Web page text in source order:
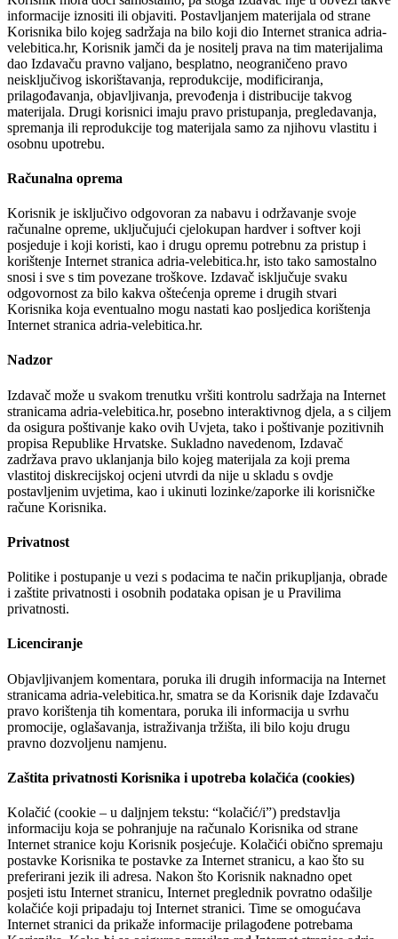
informacije iznositi ili objaviti. Postavljanjem materijala od strane
Korisnika bilo kojeg sadržaja na bilo koji dio Internet stranica adria-
velebitica.hr, Korisnik jamči da je nositelj prava na tim materijalima
dao Izdavaču pravno valjano, besplatno, neograničeno pravo
neisključivog iskorištavanja, reprodukcije, modificiranja,
prilagođavanja, objavljivanja, prevođenja i distribucije takvog
materijala. Drugi korisnici imaju pravo pristupanja, pregledavanja,
spremanja ili reprodukcije tog materijala samo za njihovu vlastitu i
osobnu upotrebu.
Računalna oprema
Korisnik je isključivo odgovoran za nabavu i održavanje svoje
računalne opreme, uključujući cjelokupan hardver i softver koji
posjeduje i koji koristi, kao i drugu opremu potrebnu za pristup i
korištenje Internet stranica adria-velebitica.hr, isto tako samostalno
snosi i sve s tim povezane troškove. Izdavač isključuje svaku
odgovornost za bilo kakva oštećenja opreme i drugih stvari
Korisnika koja eventualno mogu nastati kao posljedica korištenja
Internet stranica adria-velebitica.hr.
Nadzor
Izdavač može u svakom trenutku vršiti kontrolu sadržaja na Internet
stranicama adria-velebitica.hr, posebno interaktivnog djela, a s ciljem
da osigura poštivanje kako ovih Uvjeta, tako i poštivanje pozitivnih
propisa Republike Hrvatske. Sukladno navedenom, Izdavač
zadržava pravo uklanjanja bilo kojeg materijala za koji prema
vlastitoj diskrecijskoj ocjeni utvrdi da nije u skladu s ovdje
postavljenim uvjetima, kao i ukinuti lozinke/zaporke ili korisničke
račune Korisnika.
Privatnost
Politike i postupanje u vezi s podacima te način prikupljanja, obrade
i zaštite privatnosti i osobnih podataka opisan je u Pravilima
privatnosti.
Licenciranje
Objavljivanjem komentara, poruka ili drugih informacija na Internet
stranicama adria-velebitica.hr, smatra se da Korisnik daje Izdavaču
pravo korištenja tih komentara, poruka ili informacija u svrhu
promocije, oglašavanja, istraživanja tržišta, ili bilo koju drugu
pravno dozvoljenu namjenu.
Zaštita privatnosti Korisnika i upotreba kolačića (cookies)
Kolačić (cookie – u daljnjem tekstu: “kolačić/i”) predstavlja
informaciju koja se pohranjuje na računalo Korisnika od strane
Internet stranice koju Korisnik posjećuje. Kolačići obično spremaju
postavke Korisnika te postavke za Internet stranicu, a kao što su
preferirani jezik ili adresa. Nakon što Korisnik naknadno opet
posjeti istu Internet stranicu, Internet preglednik povratno odašilje
kolačiće koji pripadaju toj Internet stranici. Time se omogućava
Internet stranici da prikaže informacije prilagođene potrebama